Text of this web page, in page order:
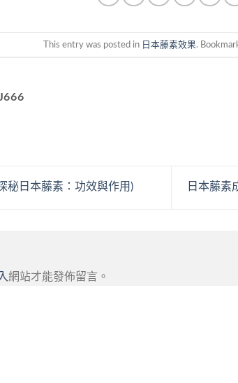
This entry was posted in 日本藤素效果.
秘日本藤素：功效與作用) 日本藤素
網站才能發佈留言。